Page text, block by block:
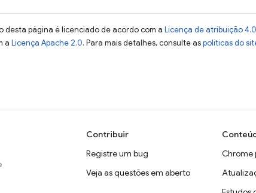
página é licenciado de acordo com a Licença de atribuição
a Licença Apache 2.0. Para mais detalhes, consulte aspolíticas do
Contribuir
Registre um bug
Veja as questões em aberto
Chrome